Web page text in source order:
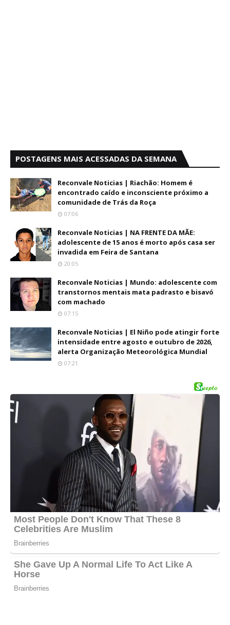
POSTAGENS MAIS ACESSADAS DA SEMANA
Reconvale Noticias | Riachão: Homem é
encontrado caído e inconsciente próximo a
comunidade de Trás da Roça
07:06
Reconvale Noticias | NA FRENTE DA MÃE:
adolescente de 15 anos é morto após casa ser
invadida em Feira de Santana
20:05
Reconvale Noticias | Mundo: adolescente com
transtornos mentais mata padrasto e bisavó
com machado
07:15
Reconvale Noticias | El Niño pode atingir forte
intensidade entre agosto e outubro de 2026,
alerta Organização Meteorológica Mundial
07:21